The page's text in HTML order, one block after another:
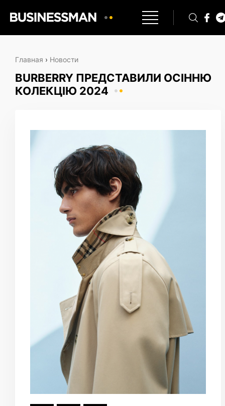
Главная › Новости
BURBERRY ПРЕДСТАВИЛИ ОСІННЮ
КОЛЕКЦІЮ 2024